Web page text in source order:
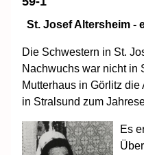
St. Josef Altersheim -
Die Schwestern in St.
Nachwuchs war nicht in
Mutterhaus in Görlitz
in Stralsund zum
Es